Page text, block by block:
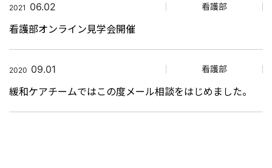
2021 06.02 看護部
看護部オンライン見学会開催
2020 09.01 看護部
緩和ケアチームではこの度メール相談をはじめました。